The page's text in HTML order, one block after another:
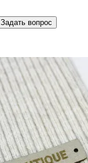
Задать вопрос